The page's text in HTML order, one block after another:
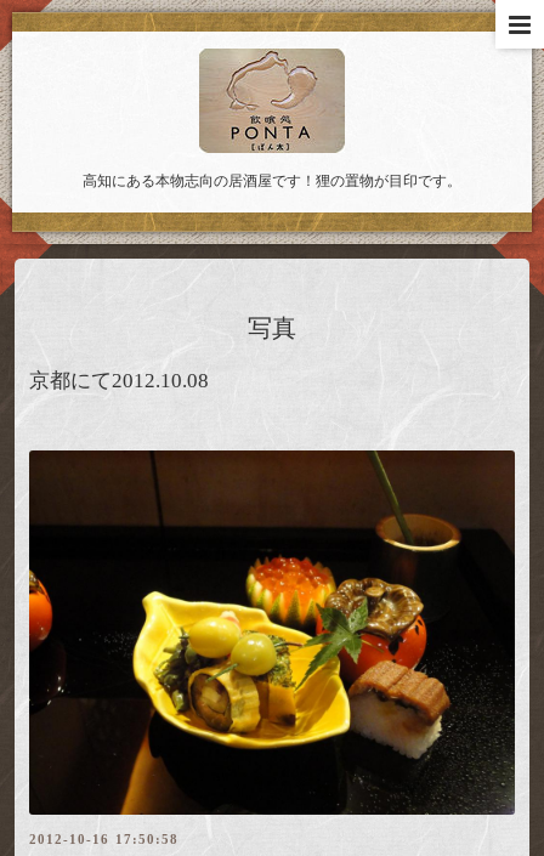
高知にある本物志向の居酒屋です！狸の置物が目印です。
写真
京都にて2012.10.08
2012-10-16 17:50:58